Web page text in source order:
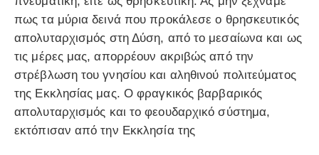
πως τα μύρια δεινά που προκάλεσε ο θρησκευτικός
απολυταρχισμός στη Δύση, από το μεσαίωνα και ως
τις μέρες μας, απορρέουν ακριβώς από την
στρέβλωση του γνησίου και αληθινού πολιτεύματος
της Εκκλησίας μας. Ο φραγκικός βαρβαρικός
απολυταρχισμός και το φεουδαρχικό σύστημα,
εκτόπισαν από την Εκκλησία της